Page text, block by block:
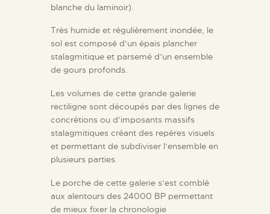
blanche du laminoir).
Très humide et régulièrement inondée, le
sol est composé d’un épais plancher
stalagmitique et parsemé d’un ensemble
de gours profonds.
Les volumes de cette grande galerie
rectiligne sont découpés par des lignes de
concrétions ou d’imposants massifs
stalagmitiques créant des repères visuels
et permettant de subdiviser l’ensemble en
plusieurs parties.
Le porche de cette galerie s’est comblé
aux alentours des 24000 BP permettant
de mieux fixer la chronologie